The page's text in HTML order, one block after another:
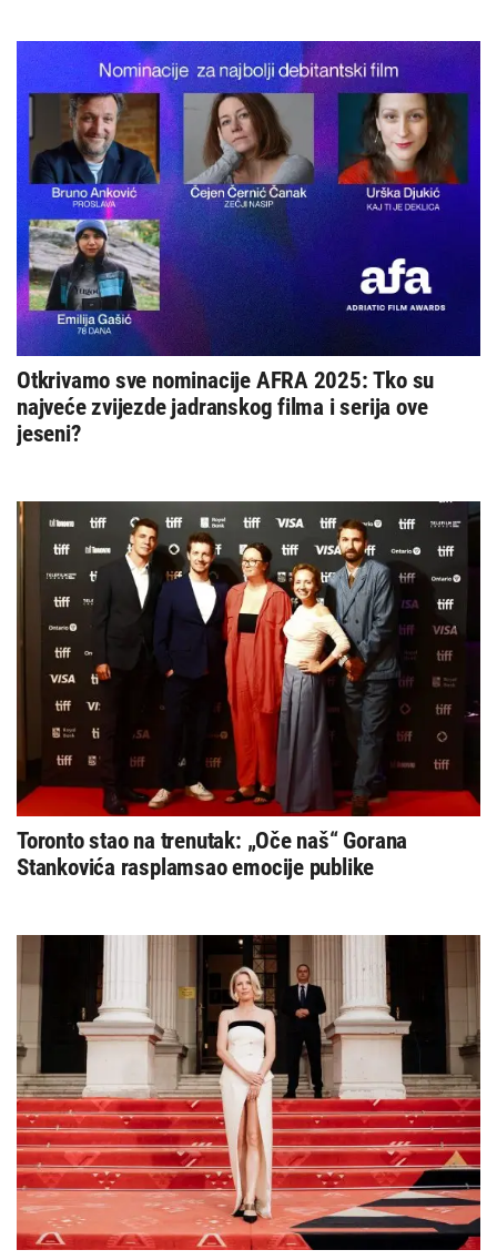
Otkrivamo sve nominacije AFRA 2025: Tko su
najveće zvijezde jadranskog filma i serija ove
jeseni?
Toronto stao na trenutak: „Oče naš“ Gorana
Stankovića rasplamsao emocije publike